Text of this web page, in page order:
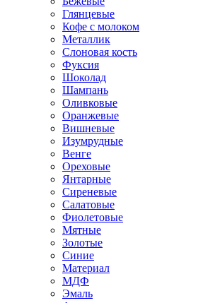
Глянцевые
Кофе с молоком
Металлик
Слоновая кость
Фуксия
Шоколад
Шампань
Оливковые
Оранжевые
Вишневые
Изумрудные
Венге
Ореховые
Янтарные
Сиреневые
Салатовые
Фиолетовые
Мятные
Золотые
Синие
Материал
МДФ
Эмаль